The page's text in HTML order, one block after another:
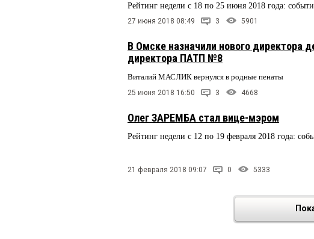
Рейтинг недели с 18 по 25 июня 2018 года:
27 июня 2018 08:49 3 5901
В Омске назначили нового директора
директора ПАТП №8
Виталий МАСЛИК вернулся в родные пенаты
25 июня 2018 16:50 3 4668
Олег ЗАРЕМБА стал вице-мэром
Рейтинг недели с 12 по 19 февраля 2018 года:
21 февраля 2018 09:07 0 5333